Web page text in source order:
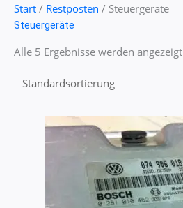
Start / Restposten / Steuergeräte
Steuergeräte
Alle 5 Ergebnisse werden angezeigt